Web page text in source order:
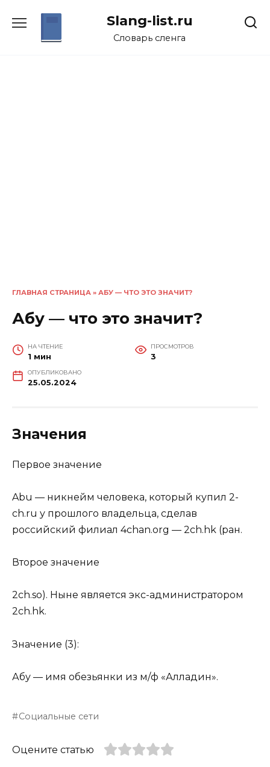
Slang-list.ru
Словарь сленга
ГЛАВНАЯ СТРАНИЦА » АБУ — ЧТО ЭТО ЗНАЧИТ?
Абу — что это значит?
НА ЧТЕНИЕ
1 мин
ПРОСМОТРОВ
3
ОПУБЛИКОВАНО
25.05.2024
Значения
Первое значение
Abu — никнейм человека, который купил 2-
ch.ru у прошлого владельца, сделав
российский филиал 4chan.org — 2ch.hk (ран.
Второе значение
2ch.so). Ныне является экс-администратором
2ch.hk.
Значение (3):
Абу — имя обезьянки из м/ф «Алладин».
Социальные сети
Оцените статью